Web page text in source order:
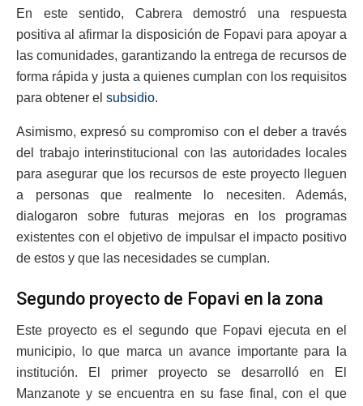
En este sentido, Cabrera demostró una respuesta
positiva al afirmar la disposición de Fopavi para apoyar a
las comunidades, garantizando la entrega de recursos de
forma rápida y justa a quienes cumplan con los requisitos
para obtener el subsidio.
Asimismo, expresó su compromiso con el deber a través
del trabajo interinstitucional con las autoridades locales
para asegurar que los recursos de este proyecto lleguen
a personas que realmente lo necesiten. Además,
dialogaron sobre futuras mejoras en los programas
existentes con el objetivo de impulsar el impacto positivo
de estos y que las necesidades se cumplan.
Segundo proyecto de Fopavi en la zona
Este proyecto es el segundo que Fopavi ejecuta en el
municipio, lo que marca un avance importante para la
institución. El primer proyecto se desarrolló en El
Manzanote y se encuentra en su fase final, con el que